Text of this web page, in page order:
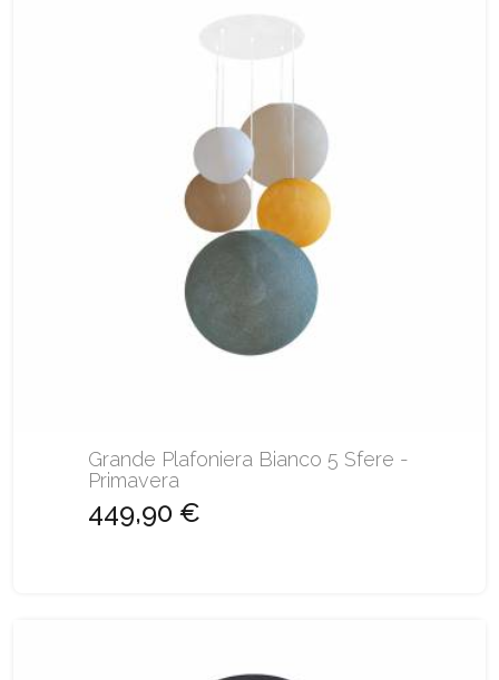
Grande Plafoniera Bianco 5 Sfere -
Primavera
449,90 €